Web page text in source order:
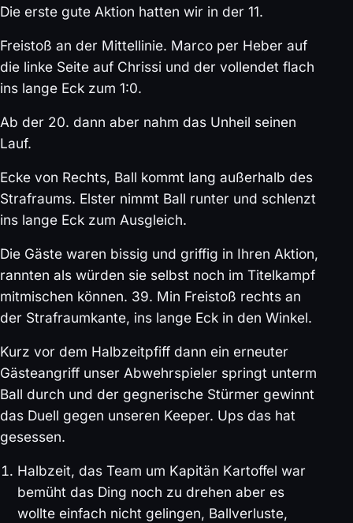
Die erste gute Aktion hatten wir in der 11.
Freistoß an der Mittellinie. Marco per Heber auf
die linke Seite auf Chrissi und der vollendet flach
ins lange Eck zum 1:0.
Ab der 20. dann aber nahm das Unheil seinen
Lauf.
Ecke von Rechts, Ball kommt lang außerhalb des
Strafraums. Elster nimmt Ball runter und schlenzt
ins lange Eck zum Ausgleich.
Die Gäste waren bissig und griffig in Ihren Aktion,
rannten als würden sie selbst noch im Titelkampf
mitmischen können. 39. Min Freistoß rechts an
der Strafraumkante, ins lange Eck in den Winkel.
Kurz vor dem Halbzeitpfiff dann ein erneuter
Gästeangriff unser Abwehrspieler springt unterm
Ball durch und der gegnerische Stürmer gewinnt
das Duell gegen unseren Keeper. Ups das hat
gesessen.
Halbzeit, das Team um Kapitän Kartoffel war
bemüht das Ding noch zu drehen aber es
wollte einfach nicht gelingen, Ballverluste,